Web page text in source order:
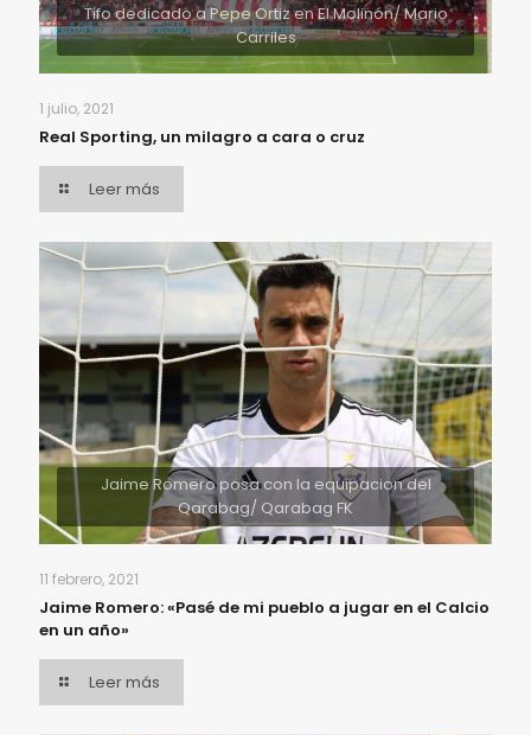
Tifo dedicado a Pepe Ortiz en El Molinón/ Mario
Carriles
1 julio, 2021
Real Sporting, un milagro a cara o cruz
Leer más
Jaime Romero posa con la equipacion del
Qarabag/ Qarabag FK
11 febrero, 2021
Jaime Romero: «Pasé de mi pueblo a jugar en el Calcio
en un año»
Leer más